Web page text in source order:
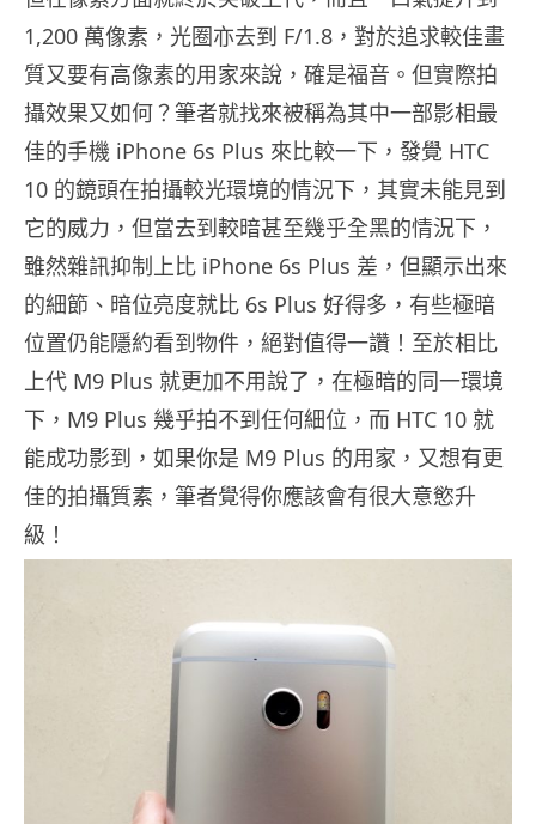
1,200 萬像素，光圈亦去到 F/1.8，對於追求較佳畫
質又要有高像素的用家來說，確是福音。但實際拍
攝效果又如何？筆者就找來被稱為其中一部影相最
佳的手機 iPhone 6s Plus 來比較一下，發覺 HTC
10 的鏡頭在拍攝較光環境的情況下，其實未能見到
它的威力，但當去到較暗甚至幾乎全黑的情況下，
雖然雜訊抑制上比 iPhone 6s Plus 差，但顯示出來
的細節、暗位亮度就比 6s Plus 好得多，有些極暗
位置仍能隱約看到物件，絕對值得一讚！至於相比
上代 M9 Plus 就更加不用說了，在極暗的同一環境
下，M9 Plus 幾乎拍不到任何細位，而 HTC 10 就
能成功影到，如果你是 M9 Plus 的用家，又想有更
佳的拍攝質素，筆者覺得你應該會有很大意慾升
級！